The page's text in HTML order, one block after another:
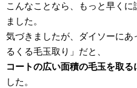
こんなことなら、もっと早く
ました。
気づきましたが、ダイソーにあ
るくる毛玉取り」だと、
コートの広い面積の毛玉を取
した。